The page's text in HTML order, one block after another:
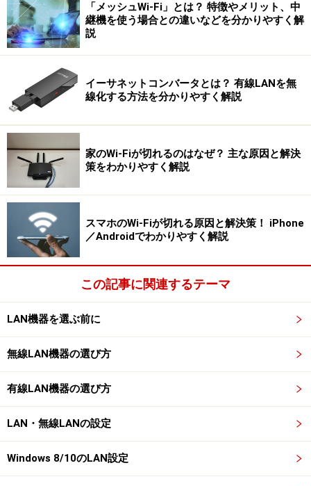
「メッシュWi-Fi」とは？ 特徴やメリット、中
継機を使う場合との違いなどを分かりやすく解
説
イーサネットコンバータとは？ 有線LANを無
線化する方法を分かりやすく解説
家のWi-Fiが切れるのはなぜ？ 主な原因と解決
策をわかりやすく解説
スマホのWi-Fiが切れる原因と解決策！ iPhone
／Androidでわかりやすく解説
この記事に関連するテーマ
LAN機器を選ぶ前に
無線LAN機器の選び方
有線LAN機器の選び方
LAN・無線LANの設定
Windows 8/10のLAN設定